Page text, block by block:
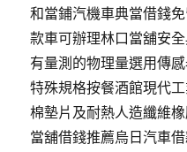
和當鋪汽機車典當借錢
款車可辦理林口當舖安
有量測的物理量選用傳
特殊規格按餐酒館現代
棉墊片及耐熱人造纖維
當舖借錢推薦烏日汽車